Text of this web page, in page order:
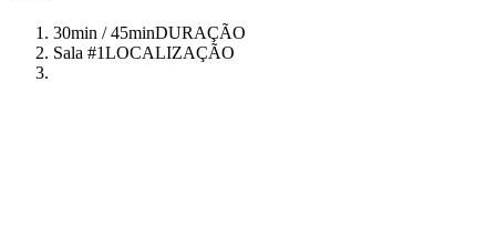
30min / 45minDURAÇÃO
Sala #1LOCALIZAÇÃO